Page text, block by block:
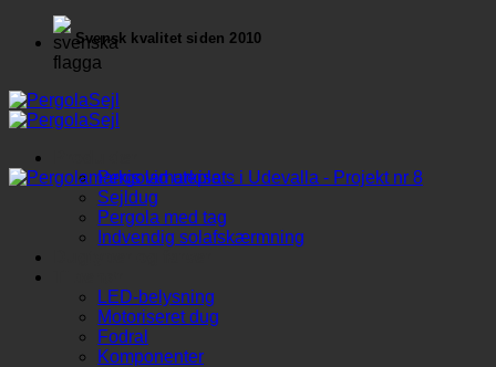
Svensk kvalitet siden 2010
Pergolamarkise
Sejldug
Pergola med tag
Indvendig solafskærmning
LED-belysning
Motoriseret dug
Fodral
Komponenter